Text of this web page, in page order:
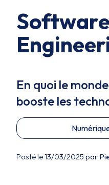
Software
En quoi le
booste les
Posté le 13/03/2025 par